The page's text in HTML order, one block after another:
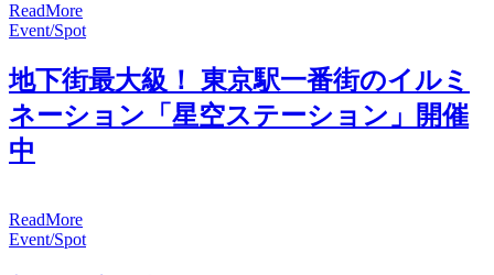
ReadMore
Event/Spot
地下街最大級！ 東京駅一番街のイルミ
ネーション「星空ステーション」開催
中
ReadMore
Event/Spot